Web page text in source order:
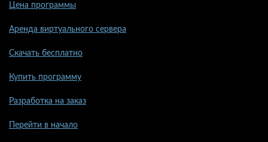
Цена программы
Аренда виртуального сервера
Скачать бесплатно
Купить программу
Разработка на заказ
Перейти в начало